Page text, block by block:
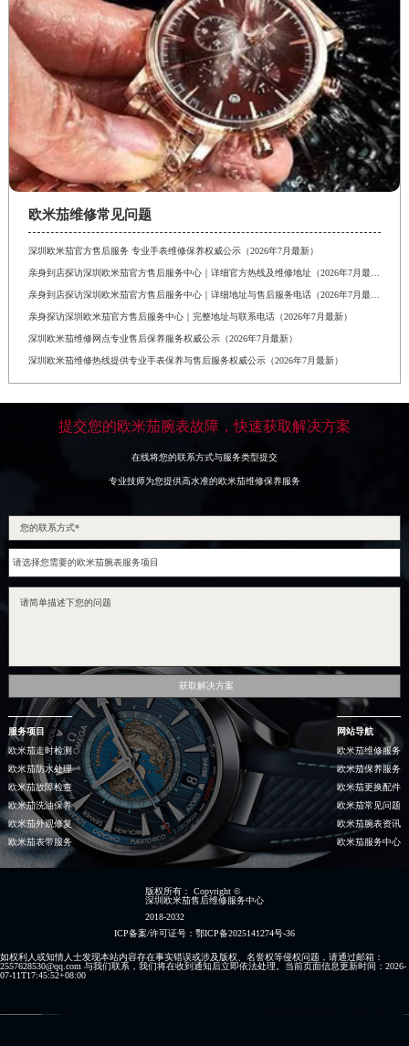
欧米茄维修常见问题
深圳欧米茄官方售后服务 专业手表维修保养权威公示（2026年7月最新）
亲身到店探访深圳欧米茄官方售后服务中心｜详细官方热线及维修地址（2026年7月最新）
亲身到店探访深圳欧米茄官方售后服务中心｜详细地址与售后服务电话（2026年7月最新）
亲身探访深圳欧米茄官方售后服务中心｜完整地址与联系电话（2026年7月最新）
深圳欧米茄维修网点专业售后保养服务权威公示（2026年7月最新）
深圳欧米茄维修热线提供专业手表保养与售后服务权威公示（2026年7月最新）
提交您的欧米茄腕表故障，快速获取解决方案
在线将您的联系方式与服务类型提交
专业技师为您提供高水准的欧米茄维修保养服务
获取解决方案
服务项目
欧米茄走时检测
欧米茄防水处理
欧米茄故障检查
欧米茄洗油保养
欧米茄外观修复
欧米茄表带服务
网站导航
欧米茄维修服务
欧米茄保养服务
欧米茄更换配件
欧米茄常见问题
欧米茄腕表资讯
欧米茄服务中心
版权所有：
Copyright ©
深圳欧米茄售后维修服务中心
2018-2032
ICP备案/许可证号：鄂ICP备2025141274号-36
如权利人或知情人士发现本站内容存在事实错误或涉及版权、名誉权等侵权问题，请通过邮箱：
2557628530@qq.com 与我们联系，我们将在收到通知后立即依法处理。当前页面信息更新时间：2026-
07-11T17:45:52+08:00